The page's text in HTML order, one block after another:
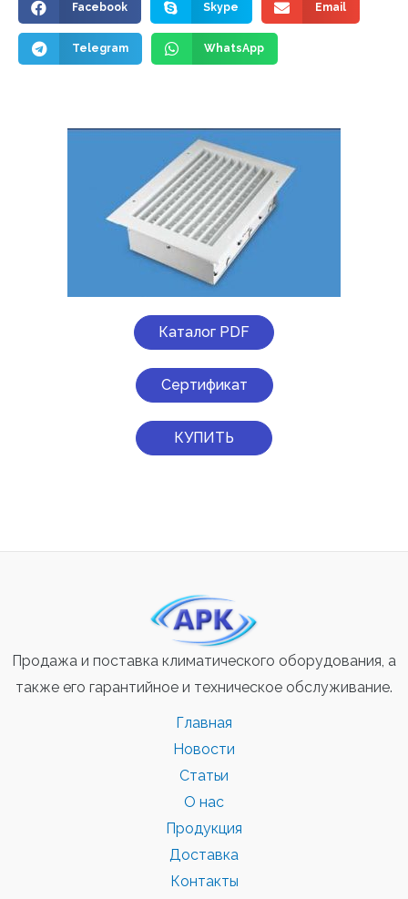
Каталог PDF
Сертификат
КУПИТЬ
Facebook Skype Email
Telegram WhatsApp
Продажа и поставка климатического оборудования, а
также его гарантийное и техническое обслуживание.
Главная
Новости
Статьи
О нас
Продукция
Доставка
Контакты